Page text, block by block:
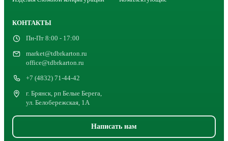
КОНТАКТЫ
Пн-Пт 8:00 - 17:00
market@tdbrkarton.ru
office@tdbrkarton.ru
+7 (4832) 71-44-42
г. Брянск, рп Белые Берега,
ул. Белобережская, 1А
Написать нам